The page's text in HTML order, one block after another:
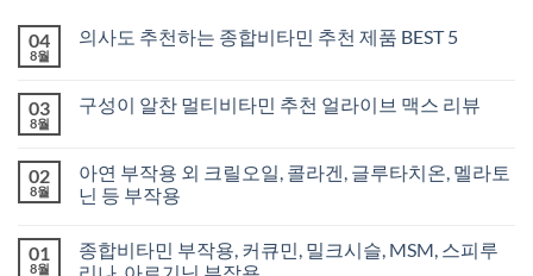
04
8월
의사도 추천하는 종합비타민 추천 제품 BEST 5
03
8월
구성이 알찬 멀티비타민 추천 얼라이브 맥스 리뷰
02
8월
아연 부작용 외 크릴오일, 콜라겐, 글루타치온, 멜라토
닌 등 부작용
01
8월
종합비타민 부작용, 커큐민, 밀크시슬, MSM, 스피루
리나, 아르기닌 부작용